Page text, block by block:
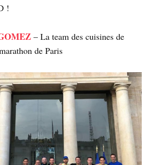
!
– La team des cuisines de
de Paris